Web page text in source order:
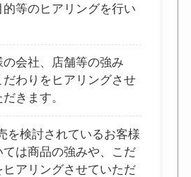
的等のヒアリングを行い
の会社、店舗等の強み
だわりをヒアリングさせ
きます。
を検討されているお客様
ては商品の強みや、こだ
ヒアリングさせていただ